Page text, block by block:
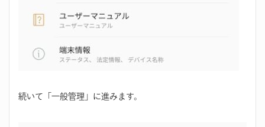
続いて「一般管理」に進みます。